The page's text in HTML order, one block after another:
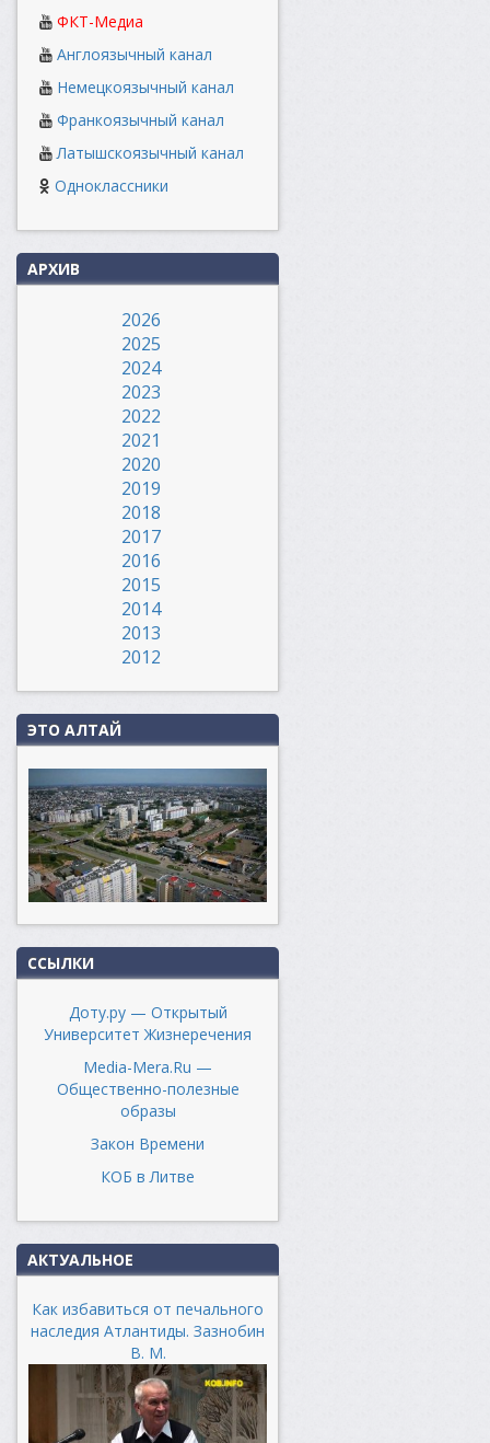
ФКТ-Медиа
Англоязычный канал
Немецкоязычный канал
Франкоязычный канал
Латышскоязычный канал
Одноклассники
АРХИВ
2026
2025
2024
2023
2022
2021
2020
2019
2018
2017
2016
2015
2014
2013
2012
ЭТО АЛТАЙ
ССЫЛКИ
Доту.ру — Открытый
Университет Жизнеречения
Media-Mera.Ru —
Общественно-полезные
образы
Закон Времени
КОБ в Литве
АКТУАЛЬНОЕ
Как избавиться от печального
наследия Атлантиды. Зазнобин
В. М.